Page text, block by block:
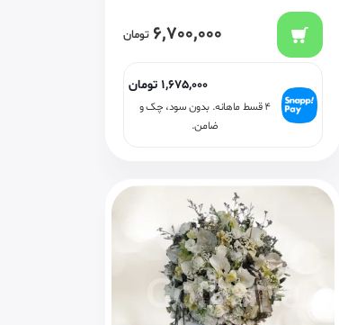
6,700,000 تومان
1,675,000 تومان
۴ قسط ماهانه. بدون سود، چک و
ضامن.